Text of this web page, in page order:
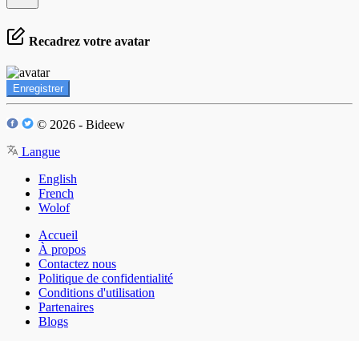
Recadrez votre avatar
Enregistrer
© 2026 - Bideew
Langue
English
French
Wolof
Accueil
À propos
Contactez nous
Politique de confidentialité
Conditions d'utilisation
Partenaires
Blogs